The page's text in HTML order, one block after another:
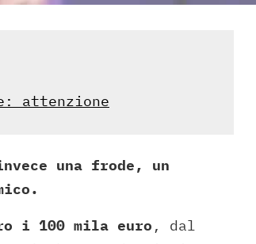
attenzione
una frode, un
i 100 mila euro , dal